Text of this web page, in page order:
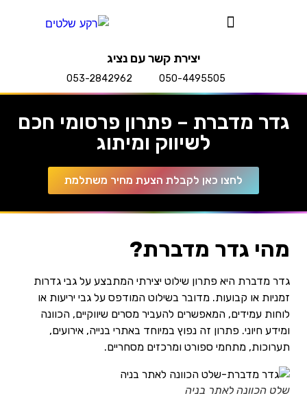
יצירת קשר עם נציג
050-4495505
053-2842962
גדר מדברת – פתרון פרסומי חכם
לשיווק ומיתוג
לחצו כאן לקבלת הצעת מחיר משתלמת
מהי גדר מדברת?
גדר מדברת היא פתרון שילוט יצירתי המתבצע על גבי גדרות
זמניות או קבועות. מדובר בשילוט המודפס על גבי יריעות או
לוחות עמידים, המאפשרים להעביר מסרים שיווקיים, הכוונה
ומידע חיוני. פתרון זה נפוץ במיוחד באתרי בנייה, אירועים,
תערוכות, מתחמי ספורט ומרכזים מסחריים.
שלט הכוונה לאתר בניה